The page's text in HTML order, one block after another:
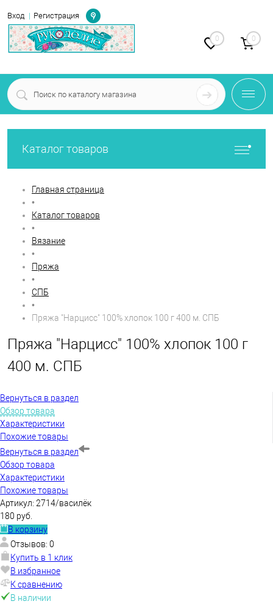
Вход Регистрация
Определение
0 0
Каталог товаров
Главная страница
•
Каталог товаров
•
Вязание
•
Пряжа
•
СПБ
•
Пряжа "Нарцисс" 100% хлопок 100 г 400 м. СПБ
Пряжа "Нарцисс" 100% хлопок 100 г
400 м. СПБ
Вернуться в раздел
Обзор товара
Характеристики
Похожие товары
Вернуться в раздел
Обзор товара
Характеристики
Похожие товары
Артикул: 2714/василёк
180 руб.
В корзину
Отзывов: 0
Купить в 1 клик
В избранное
К сравнению
В наличии